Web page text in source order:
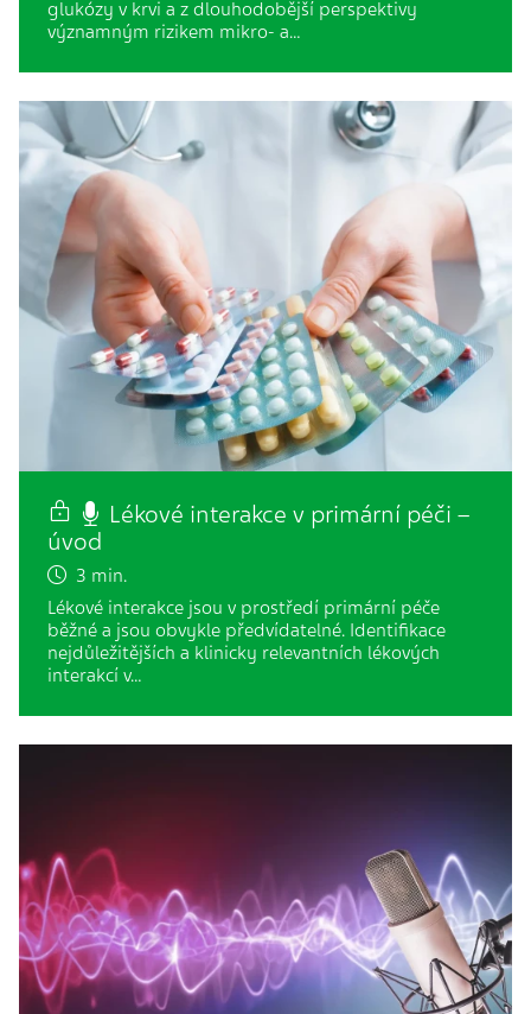
glukózy v krvi a z dlouhodobější perspektivy
významným rizikem mikro- a…
Lékové interakce v primární péči –
úvod
3 min.
Lékové interakce jsou v prostředí primární péče
běžné a jsou obvykle předvídatelné. Identifikace
nejdůležitějších a klinicky relevantních lékových
interakcí v…